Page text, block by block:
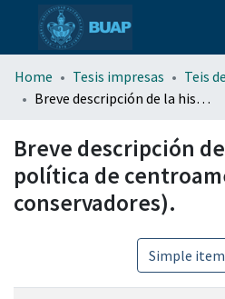
menu.section.about_menu
Home Tesis impresas
Teis
Breve descripción de la historia política de centroamérica (liberales y conservadores).
Breve descripción
política de
conservadores).
Simple